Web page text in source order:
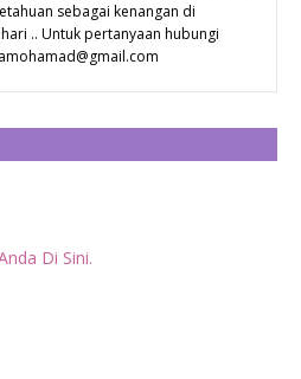
sebagai kenangan di
.. Untuk pertanyaan hubungi
Di Sini.